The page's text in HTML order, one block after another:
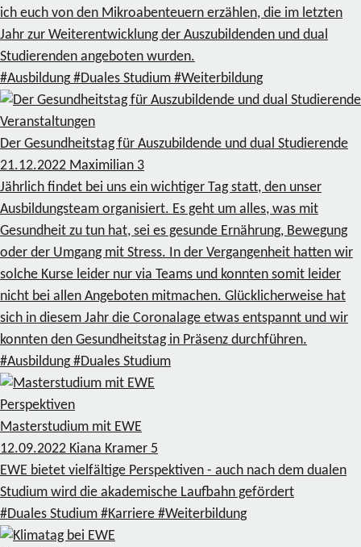
ich euch von den Mikroabenteuern erzählen, die im letzten
Jahr zur Weiterentwicklung der Auszubildenden und dual
Studierenden angeboten wurden.
#Ausbildung #Duales Studium #Weiterbildung
Veranstaltungen
Der Gesundheitstag für Auszubildende und dual Studierende
21.12.2022 Maximilian 3
Jährlich findet bei uns ein wichtiger Tag statt, den unser
Ausbildungsteam organisiert. Es geht um alles, was mit
Gesundheit zu tun hat, sei es gesunde Ernährung, Bewegung
oder der Umgang mit Stress. In der Vergangenheit hatten wir
solche Kurse leider nur via Teams und konnten somit leider
nicht bei allen Angeboten mitmachen. Glücklicherweise hat
sich in diesem Jahr die Coronalage etwas entspannt und wir
konnten den Gesundheitstag in Präsenz durchführen.
#Ausbildung #Duales Studium
Perspektiven
Masterstudium mit EWE
12.09.2022 Kiana Kramer 5
EWE bietet vielfältige Perspektiven - auch nach dem dualen
Studium wird die akademische Laufbahn gefördert
#Duales Studium #Karriere #Weiterbildung